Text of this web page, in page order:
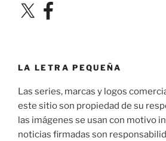
X Facebook
LA LETRA PEQUEÑA
Las series, marcas y logos
este sitio son propiedad de su
las imágenes se usan con motivo
noticias firmadas son